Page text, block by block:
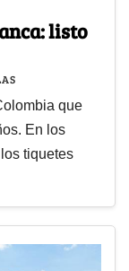
listo
que
En los
tiquetes